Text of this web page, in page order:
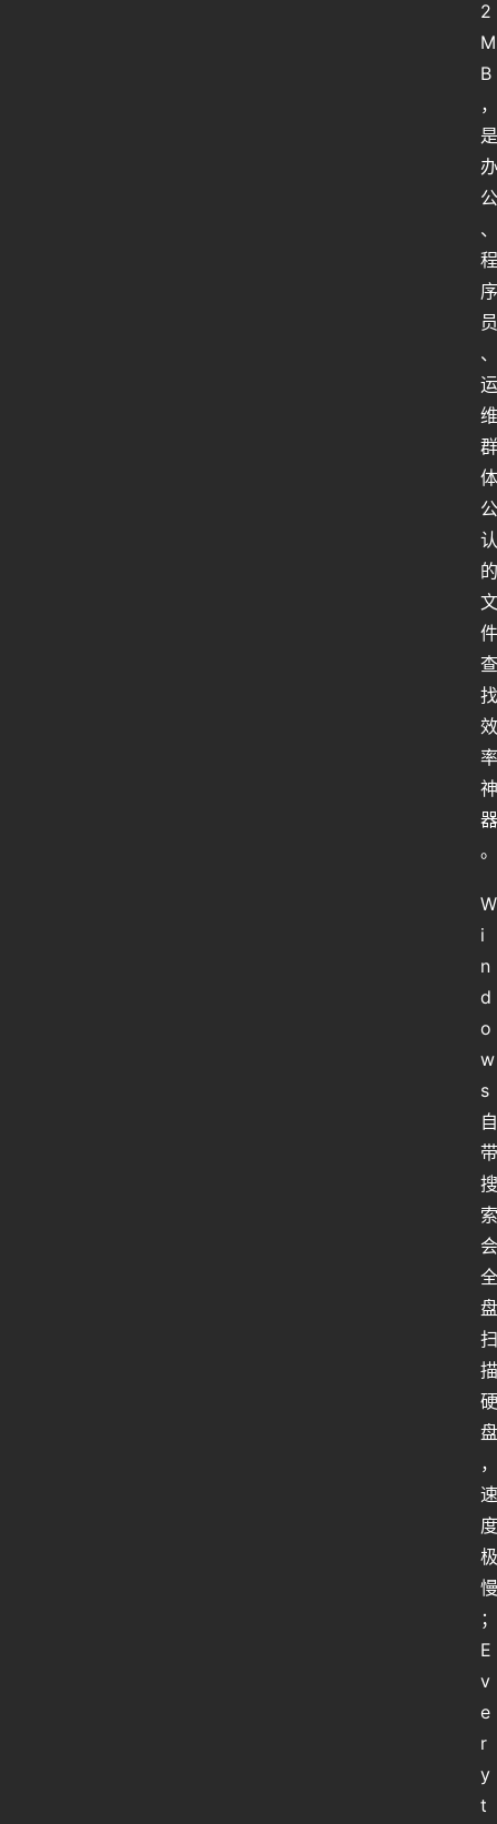
2
M
B
，
是
办
公
、
程
序
员
、
运
维
群
体
公
认
的
文
件
查
找
效
率
神
器
。
W
i
n
d
o
w
s
自
带
搜
索
会
全
盘
扫
描
硬
盘
，
速
度
极
慢
；
E
v
e
r
y
t